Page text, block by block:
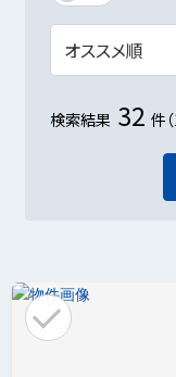
検索結果 32 件